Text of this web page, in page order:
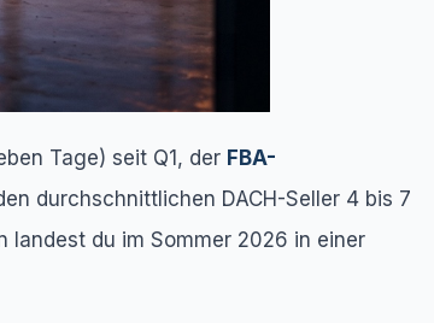
Tage) seit Q1, der FBA-
durchschnittlichen DACH-Seller 4 bis 7
landest du im Sommer 2026 in einer